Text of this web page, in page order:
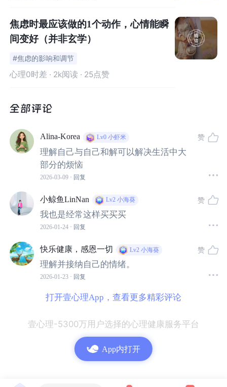
焦虑时最应该做的1个动作，心情能瞬
间变好（并非玄学）
#焦虑的影响和调节
心理0时差 · 2k阅读 · 25点赞
Alina-Korea Lv0 小虾米
理解自己与自己和解可以解决生活中大
部分的烦恼
2026-03-09 · 回复
赞
小鲸鱼LinNan Lv2 小海葵
我也是经常这样买买买
2026-01-24 · 回复
赞
快乐健康，感恩一切 Lv2 小海葵
理解并接纳自己的情绪。
2026-01-23 · 回复
赞
打开壹心理App，查看更多精彩评论
壹心理-5300万用户选择的心理健康服务平台
App内打开